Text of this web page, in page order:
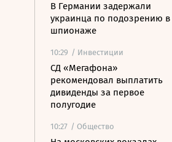
В Германии задержали
украинца по подозрению в
шпионаже
10:29 / Инвестиции
СД «Мегафона»
рекомендовал выплатить
дивиденды за первое
полугодие
10:27 / Общество